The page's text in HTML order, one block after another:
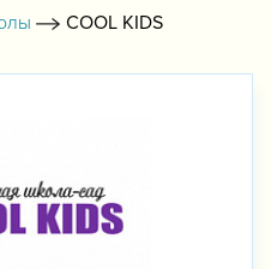
COOL KIDS